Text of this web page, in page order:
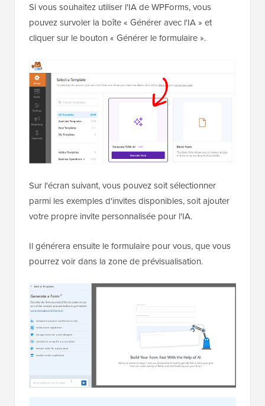
Si vous souhaitez utiliser l'IA de WPForms, vous
pouvez survoler la boîte « Générer avec l'IA » et
cliquer sur le bouton « Générer le formulaire ».
Sur l'écran suivant, vous pouvez soit sélectionner
parmi les exemples d'invites disponibles, soit ajouter
votre propre invite personnalisée pour l'IA.
Il générera ensuite le formulaire pour vous, que vous
pourrez voir dans la zone de prévisualisation.